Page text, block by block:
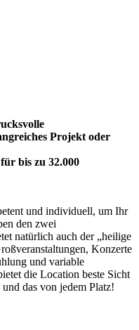
Projekt oder
bis zu 32.000
und individuell, um Ihr
den zwei
natürlich auch der „heilige
Konzerte
und variable
die Location beste Sicht
das von jedem Platz!